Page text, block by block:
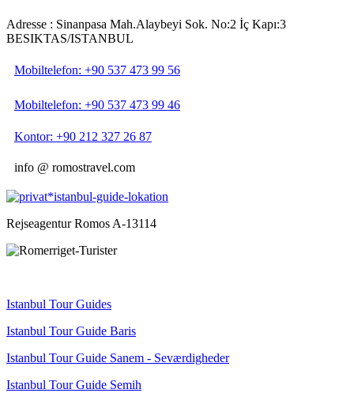
Adresse : Sinanpasa Mah.Alaybeyi Sok. No:2 İç Kapı:3
BESIKTAS/ISTANBUL
Mobiltelefon: +90 537 473 99 56
Mobiltelefon: +90 537 473 99 46
Kontor: +90 212 327 26 87
info @ romostravel.com
Rejseagentur Romos A-13114
Istanbul Tour Guides
Istanbul Tour Guide Baris
Istanbul Tour Guide Sanem - Seværdigheder
Istanbul Tour Guide Semih